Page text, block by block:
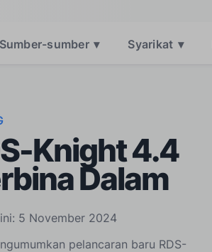
Sumber-sumber ▾ Syarikat ▾
Knight 4.4
Dalam
5 November 2024
pelancaran baru RDS-